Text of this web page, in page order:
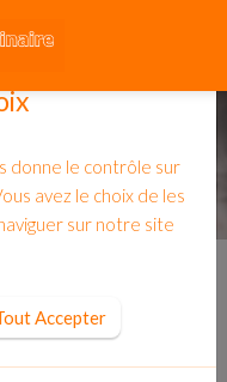
donne le contrôle sur
avez le choix de les
sur notre site
Accepter